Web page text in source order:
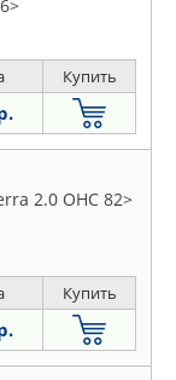
Купить
2.0 OHC 82>
Купить